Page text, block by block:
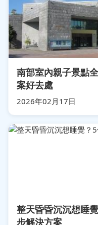
南部室內親子景點
案好去處
2026年02月17日
整天昏昏沉沉想睡
步解決方案